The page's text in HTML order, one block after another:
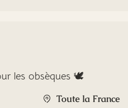
les obsèques 🕊️
Toute la France